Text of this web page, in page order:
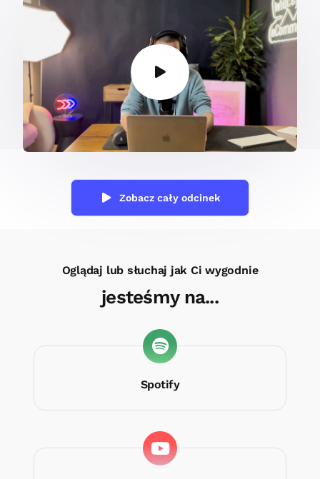
Zobacz cały odcinek
Oglądaj lub słuchaj jak Ci wygodnie
jesteśmy na...
Spotify